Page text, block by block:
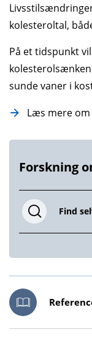
kolesteroltal,
På et tidspunkt
sunde vaner i
Læs mere om
Forskning
Find